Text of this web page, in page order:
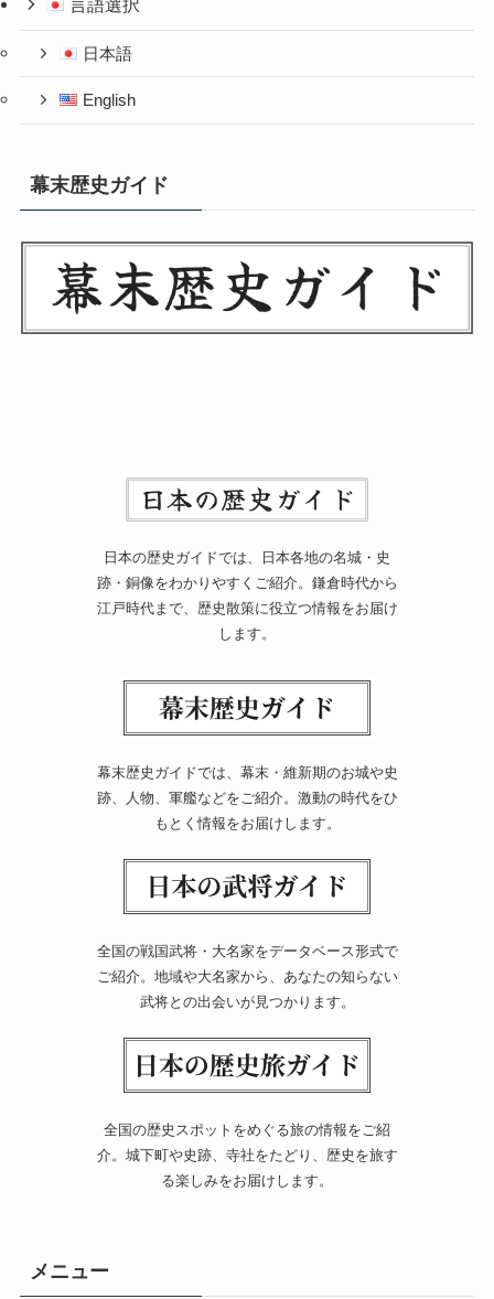
言語選択
日本語
English
幕末歴史ガイド
日本の歴史ガイドでは、日本各地の名城・史
跡・銅像をわかりやすくご紹介。鎌倉時代から
江戸時代まで、歴史散策に役立つ情報をお届け
します。
幕末歴史ガイドでは、幕末・維新期のお城や史
跡、人物、軍艦などをご紹介。激動の時代をひ
もとく情報をお届けします。
全国の戦国武将・大名家をデータベース形式で
ご紹介。地域や大名家から、あなたの知らない
武将との出会いが見つかります。
全国の歴史スポットをめぐる旅の情報をご紹
介。城下町や史跡、寺社をたどり、歴史を旅す
る楽しみをお届けします。
メニュー